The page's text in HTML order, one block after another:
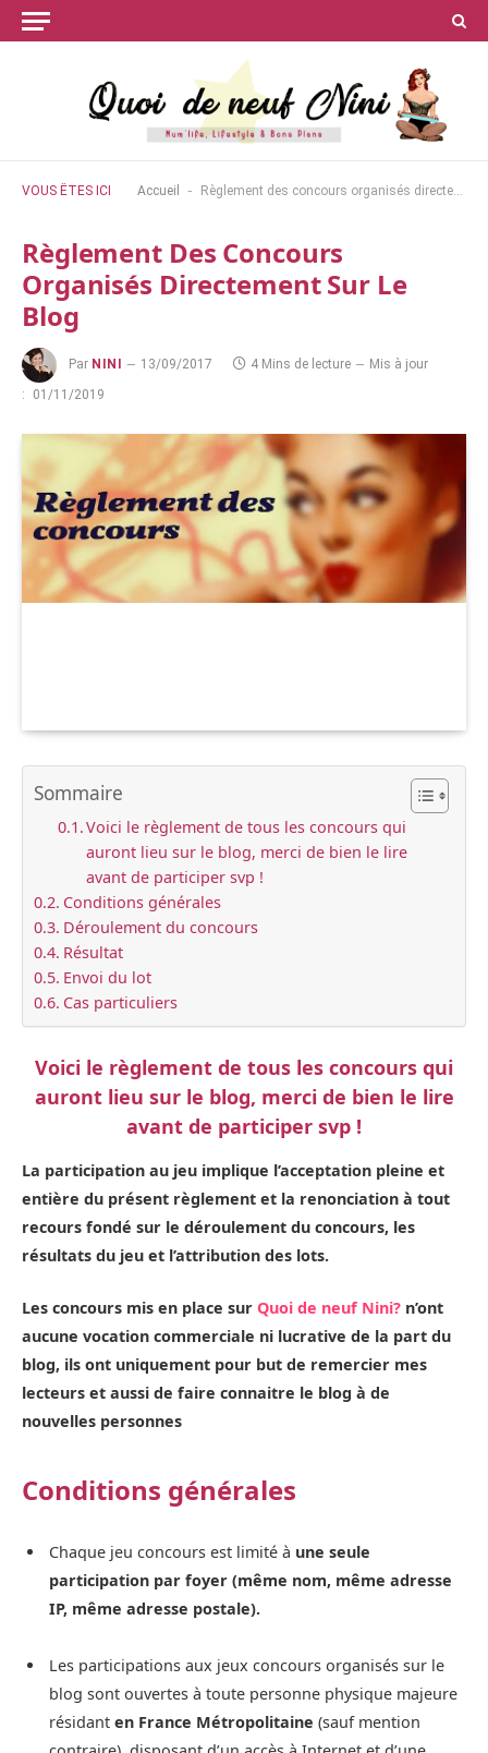
VOUS ÊTES ICI Accueil - Règlement des concours organisés directement sur le blog
Règlement Des Concours
Organisés Directement Sur Le
Blog
Par NINI 13/09/2017 4 Mins de lecture
Mis à jour
:
01/11/2019
Sommaire
Voici le règlement de tous les concours qui
auront lieu sur le blog, merci de bien le lire
avant de participer svp !
Conditions générales
Déroulement du concours
Résultat
Envoi du lot
Cas particuliers
Voici le règlement de tous les concours qui
auront lieu sur le blog, merci de bien le lire
avant de participer svp !
La participation au jeu implique l’acceptation pleine et
entière du présent règlement et la renonciation à tout
recours fondé sur le déroulement du concours, les
résultats du jeu et l’attribution des lots.​
Les concours mis en place sur Quoi de neuf Nini? n’ont
aucune vocation commerciale ni lucrative de la part du
blog, ils ont uniquement pour but de remercier mes
lecteurs et aussi de faire connaitre le blog à de
nouvelles personnes​
Conditions générales
Chaque jeu concours est limité à une seule
participation par foyer (même nom, même adresse
IP, même adresse postale).
Les participations aux jeux concours organisés sur le
blog sont ouvertes à toute personne physique majeure
résidant en France Métropolitaine (sauf mention